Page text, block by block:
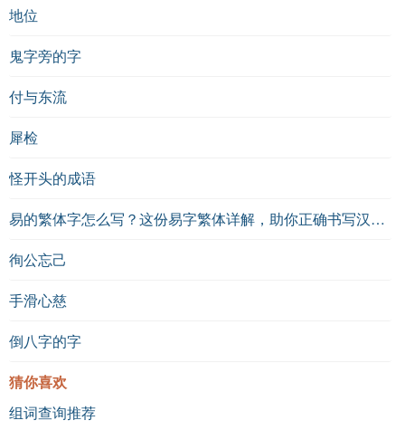
地位
鬼字旁的字
付与东流
犀检
怪开头的成语
易的繁体字怎么写？这份易字繁体详解，助你正确书写汉字_汉字繁体学习
徇公忘己
手滑心慈
倒八字的字
猜你喜欢
组词查询推荐